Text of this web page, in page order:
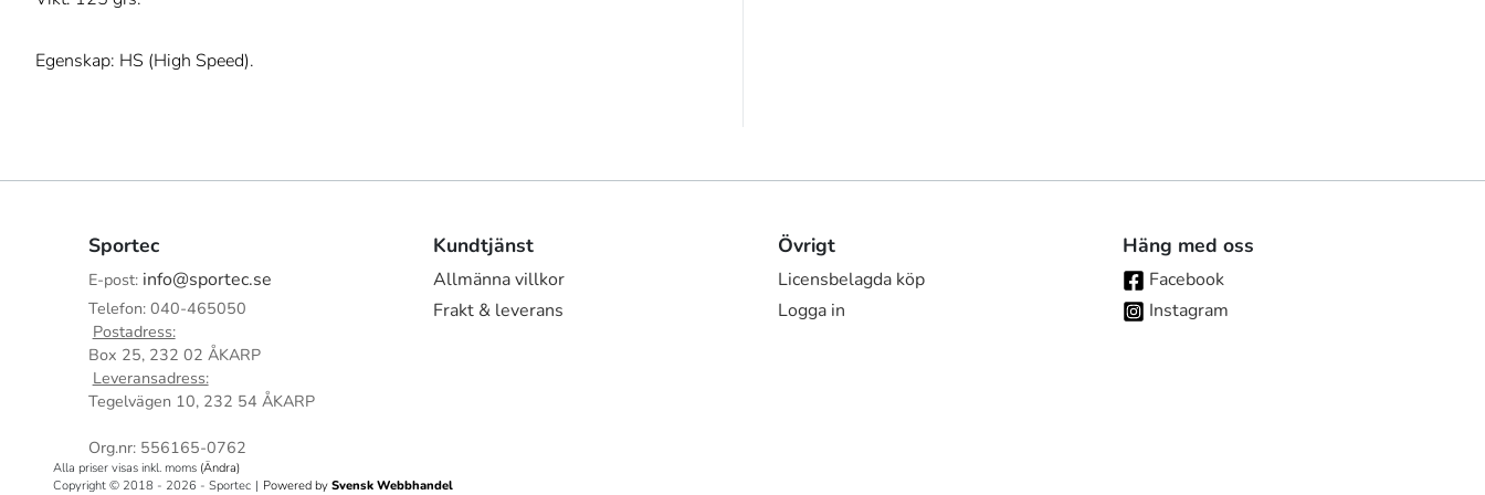
Egenskap: HS (High Speed).
Sportec
E-post: info@sportec.se
Telefon: 040-465050
Postadress:
Box 25, 232 02 ÅKARP
Leveransadress:
Tegelvägen 10, 232 54 ÅKARP
Org.nr: 556165-0762
Kundtjänst
Allmänna villkor
Frakt & leverans
Övrigt
Licensbelagda köp
Logga in
Häng med oss
Facebook
Instagram
Alla priser visas inkl. moms (Ändra)
Copyright © 2018 - 2026 - Sportec | Powered by Svensk Webbhandel